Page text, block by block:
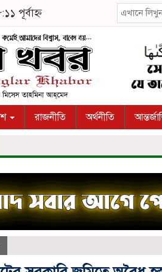
পূর্বাহ্ন
রাজনীতি অর্থনীতি